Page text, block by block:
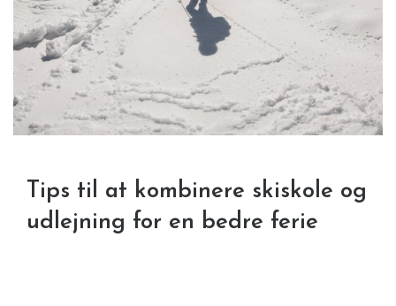
Tips til at kombinere skiskole og
udlejning for en bedre ferie